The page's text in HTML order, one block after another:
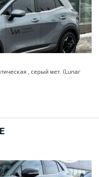
, серый мет. (Lunar